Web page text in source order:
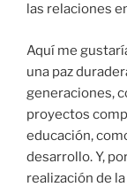
las relaciones
Aquí me
una paz
generaciones,
proyectos
educación,
desarrollo. Y,
realización de